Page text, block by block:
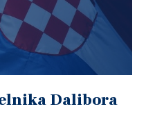
Dalibora